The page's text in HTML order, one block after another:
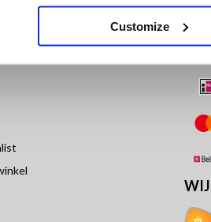
Customize
WIJ